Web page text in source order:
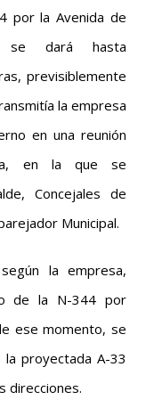
por la Avenida de
se dará hasta
previsiblemente
la empresa
en una reunión
en la que se
Concejales de
Municipal.
la empresa,
de la N-344 por
ese momento, se
proyectada A-33
direcciones.